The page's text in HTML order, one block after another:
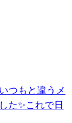
つもと違うメ
た✨これで日